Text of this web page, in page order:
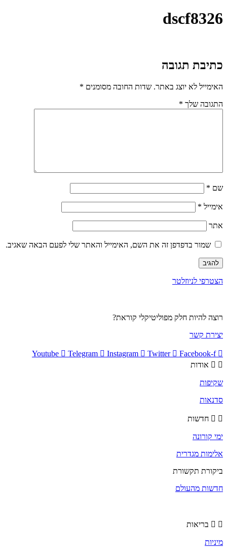
dscf8326
כתיבת תגובה
האימייל לא יוצג באתר. שדות החובה מסומנים *
התגובה שלך *
שם *
אימייל *
אתר
שמור בדפדפן זה את השם, האימייל והאתר שלי לפעם הבאה שאגיב.
הצטרפי לניוזלטר
רוצה להיות חלק מפוליטיקלי קוראת?
יצירת קשר
Youtube Telegram Instagram Twitter
Facebook-f
אודות
שקיפות
סדנאות
חדשות
ימי קורונה
אלימות מגדרית
ביקורת תקשורת
חדשות מהעולם
בריאות
מיניות